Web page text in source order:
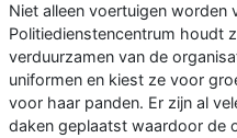
Niet alleen voertuigen worden
Politiedienstencentrum houdt
verduurzamen van de
uniformen en kiest ze voor
voor haar panden. Er zijn al
daken geplaatst waardoor de